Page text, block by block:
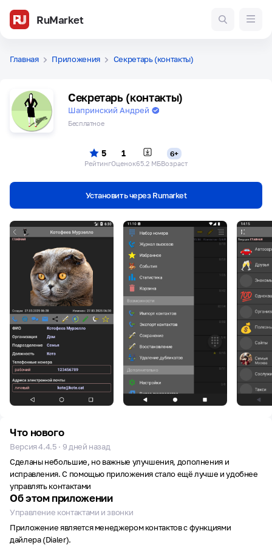
RuMarket
Главная Приложения Секретарь (контакты)
Секретарь (контакты)
Шапринский Андрей
Бесплатное
5
Рейтинг
1
Оценок65.2 МБ
6+
Возраст
Установить через Rumarket
Что нового
Версия 4.4.5 · 9 дней назад
Сделаны небольшие, но важные улучшения, дополнения и
исправления. С помощью приложения стало ещё лучше и удобнее
управлять контактами
Об этом приложении
Управление контактами и звонки
Приложение является менеджером контактов с функциями
дайлера (Dialer).